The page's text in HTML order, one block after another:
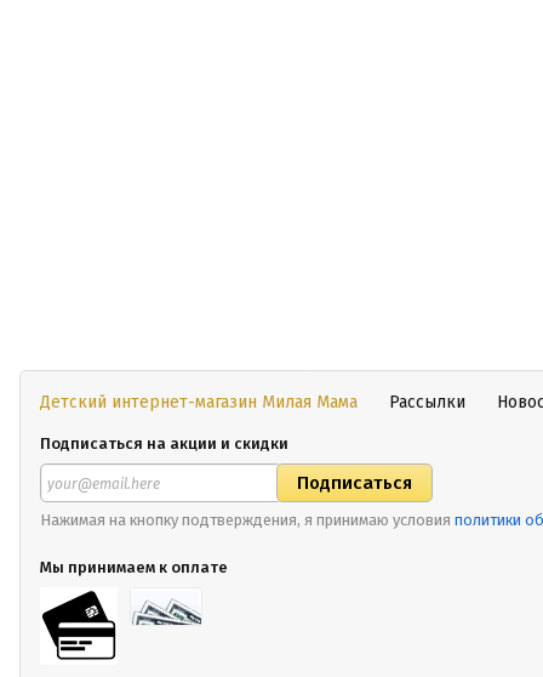
Детский интернет-магазин Милая Мама Рассылки
Подписаться на акции и скидки
Нажимая на кнопку подтверждения, я принимаю условия политики
Мы принимаем к оплате